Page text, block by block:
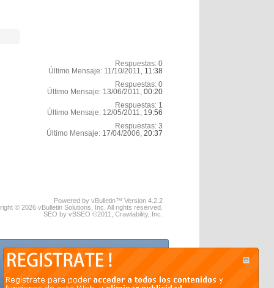
Respuestas: 0
Último Mensaje: 11/10/2011, 11:38
Respuestas: 0
Último Mensaje: 13/06/2011, 00:20
Respuestas: 1
Último Mensaje: 12/05/2011, 19:56
Respuestas: 3
Último Mensaje: 17/04/2006, 20:37
Powered by vBulletin™ Version 4.2.2
© 2026 vBulletin Solutions, Inc. All rights reserved.
SEO by vBSEO ©2011, Crawlability, Inc.